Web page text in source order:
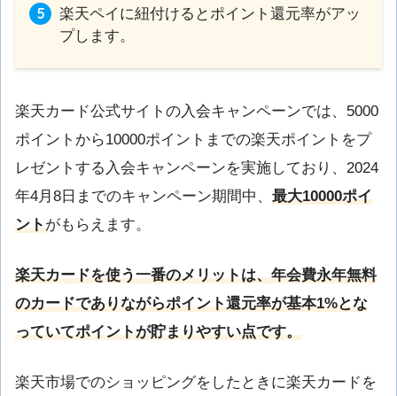
楽天ペイに紐付けるとポイント還元率がアッ
プします。
楽天カード公式サイトの入会キャンペーンでは、5000
ポイントから10000ポイントまでの楽天ポイントをプ
レゼントする入会キャンペーンを実施しており、2024
年4月8日までのキャンペーン期間中、 最大10000ポイ
ントがもらえます。
楽天カードを使う一番のメリットは、年会費永年無料
のカードでありながらポイント還元率が基本1%とな
っていてポイントが貯まりやすい点です。
楽天市場でのショッピングをしたときに楽天カードを